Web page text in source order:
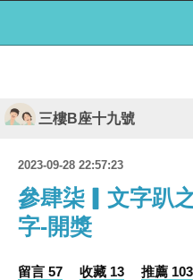
三樓B座十九號
2023-09-28 22:57:23
參肆柒▎文字趴
字-開獎
留言 57 收藏 13 推薦 103